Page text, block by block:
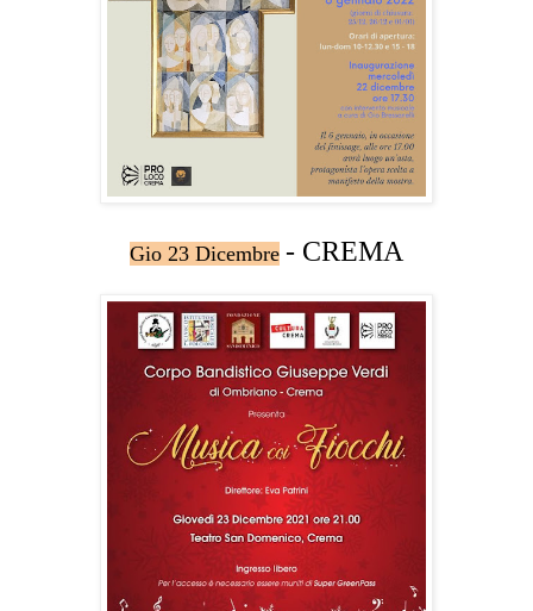
Gio 23 Dicembre - CREMA